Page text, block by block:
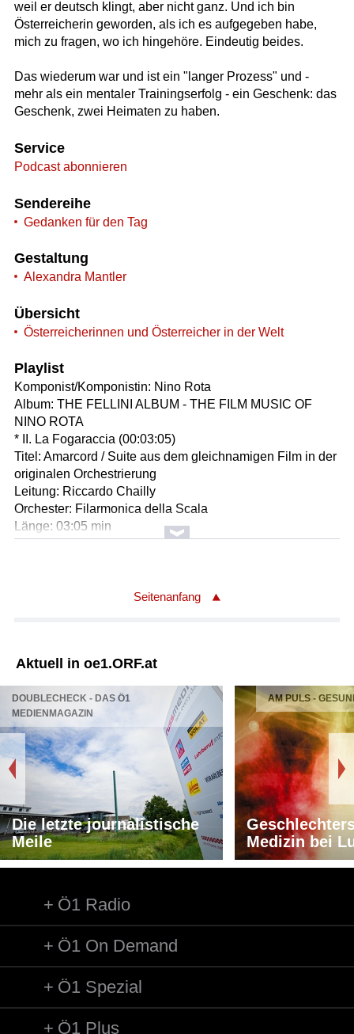
weil er deutsch klingt, aber nicht ganz. Und ich bin
Österreicherin geworden, als ich es aufgegeben habe,
mich zu fragen, wo ich hingehöre. Eindeutig beides.
Das wiederum war und ist ein "langer Prozess" und -
mehr als ein mentaler Trainingserfolg - ein Geschenk: das
Geschenk, zwei Heimaten zu haben.
Service
Podcast abonnieren
Sendereihe
Gedanken für den Tag
Gestaltung
Alexandra Mantler
Übersicht
Österreicherinnen und Österreicher in der Welt
Playlist
Komponist/Komponistin: Nino Rota
Album: THE FELLINI ALBUM - THE FILM MUSIC OF
NINO ROTA
* II. La Fogaraccia (00:03:05)
Titel: Amarcord / Suite aus dem gleichnamigen Film in der
originalen Orchestrierung
Leitung: Riccardo Chailly
Orchester: Filarmonica della Scala
Länge: 03:05 min
Label: Decca 4832869
Seitenanfang
Aktuell in oe1.ORF.at
DOUBLECHECK - DAS Ö1
MEDIENMAGAZIN
Die letzte journalistische
Meile
AM PULS -
Medizin bei
Ö1 Radio
Ö1 On Demand
Ö1 Spezial
Ö1 Plus